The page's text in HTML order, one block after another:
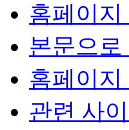
홈페이
본문으로
홈페이
관련 사